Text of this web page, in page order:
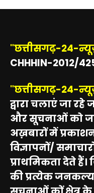
"छत्तीसगढ़-24-
CHHHIN-2012/
"छत्तीसगढ़-24-
द्वारा चलाएं जा
और सूचनाओं को
अख़बारों में
विज्ञापनों/
प्राथमिकता देते
की प्रत्येक